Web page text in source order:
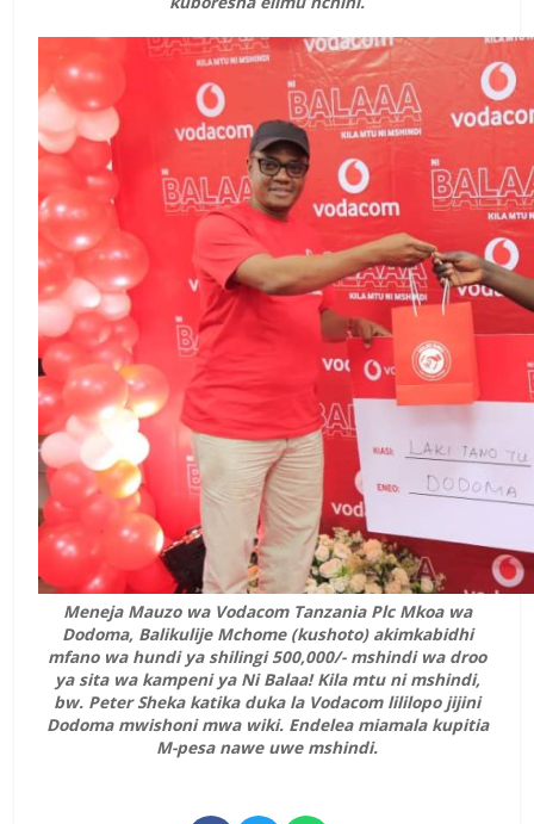
Meneja Mauzo wa Vodacom Tanzania Plc Mkoa wa
Dodoma, Balikulije Mchome (kushoto) akimkabidhi
mfano wa hundi ya shilingi 500,000/- mshindi wa droo
ya sita wa kampeni ya Ni Balaa! Kila mtu ni mshindi,
bw. Peter Sheka katika duka la Vodacom lililopo jijini
Dodoma mwishoni mwa wiki. Endelea miamala kupitia
M-pesa nawe uwe mshindi.